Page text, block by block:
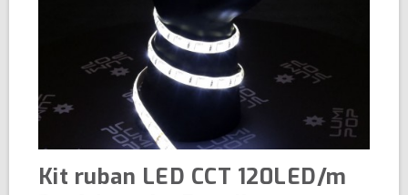
Kit ruban LED CCT 120LED/m